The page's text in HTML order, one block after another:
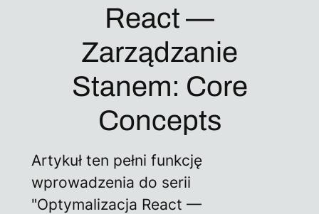
React —
Zarządzanie
Stanem: Core
Concepts
Artykuł ten pełni funkcję
wprowadzenia do serii
"Optymalizacja React —